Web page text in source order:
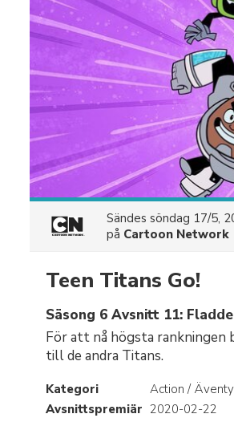
Sändes söndag 17/5,
på Cartoon Network
Teen Titans Go!
Säsong 6 Avsnitt 11:
För att nå högsta rankningen
till de andra Titans.
Kategori
Action /
Avsnittspremiär 2020-02-22